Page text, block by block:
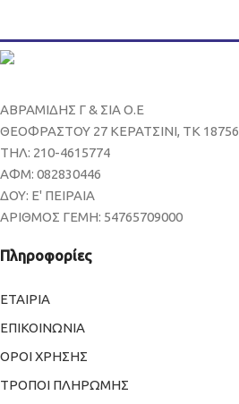
ΑΒΡΑΜΙΔΗΣ Γ & ΣΙΑ Ο.Ε
ΘΕΟΦΡΑΣΤΟΥ 27 ΚΕΡΑΤΣΙΝΙ, ΤΚ 18756
ΤΗΛ: 210-4615774
ΑΦΜ: 082830446
ΔΟΥ: Ε' ΠΕΙΡΑΙΑ
ΑΡΙΘΜΟΣ ΓΕΜΗ: 54765709000
Πληροφορίες
ΕΤΑΙΡΙΑ
ΕΠΙΚΟΙΝΩΝΙΑ
ΟΡΟΙ ΧΡΗΣΗΣ
ΤΡΟΠΟΙ ΠΛΗΡΩΜΗΣ